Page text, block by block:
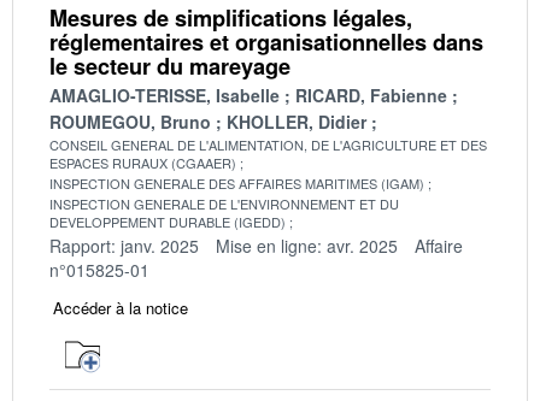
Mesures de simplifications légales,
réglementaires et organisationnelles dans
le secteur du mareyage
AMAGLIO-TERISSE, Isabelle
RICARD, Fabienne
ROUMEGOU, Bruno
KHOLLER, Didier
CONSEIL GENERAL DE L'ALIMENTATION, DE L'AGRICULTURE ET DES
ESPACES RURAUX (CGAAER)
INSPECTION GENERALE DES AFFAIRES MARITIMES (IGAM)
INSPECTION GENERALE DE L'ENVIRONNEMENT ET DU
DEVELOPPEMENT DURABLE (IGEDD)
Rapport: janv. 2025 Mise en ligne: avr. 2025
Affaire
n°015825-01
Accéder à la notice